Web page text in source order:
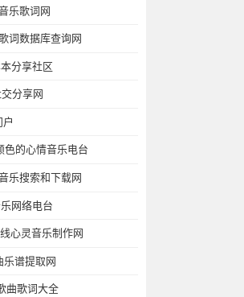
乐歌词网
词数据库查询网
分享社区
分享网
色的心情音乐电台
乐搜索和下载网
网络电台
心灵音乐制作网
乐谱提取网
曲歌词大全